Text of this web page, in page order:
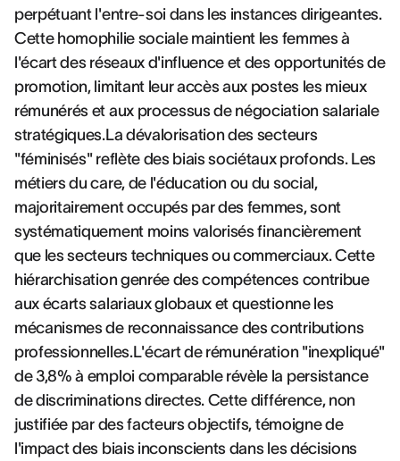
perpétuant l'entre-soi dans les instances dirigeantes.
Cette homophilie sociale maintient les femmes à
l'écart des réseaux d'influence et des opportunités de
promotion, limitant leur accès aux postes les mieux
rémunérés et aux processus de négociation salariale
stratégiques.La dévalorisation des secteurs
"féminisés" reflète des biais sociétaux profonds. Les
métiers du care, de l'éducation ou du social,
majoritairement occupés par des femmes, sont
systématiquement moins valorisés financièrement
que les secteurs techniques ou commerciaux. Cette
hiérarchisation genrée des compétences contribue
aux écarts salariaux globaux et questionne les
mécanismes de reconnaissance des contributions
professionnelles.L'écart de rémunération "inexpliqué"
de 3,8% à emploi comparable révèle la persistance
de discriminations directes. Cette différence, non
justifiée par des facteurs objectifs, témoigne de
l'impact des biais inconscients dans les décisions